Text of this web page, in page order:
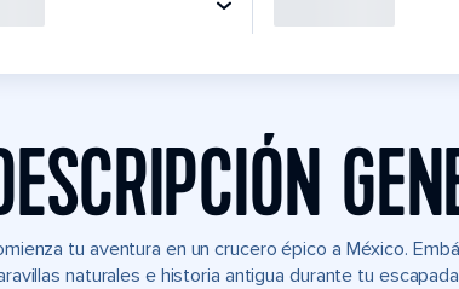
tu aventura en un crucero épico a México.
naturales e historia antigua durante tu